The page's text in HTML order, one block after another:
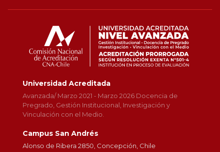
Universidad Acreditada
Avanzada/ Marzo 2021 - Marzo 2026 Docencia de
Pregrado, Gestión Institucional, Investigación y
Vinculación con el Medio.
Campus San Andrés
Alonso de Ribera 2850, Concepción, Chile